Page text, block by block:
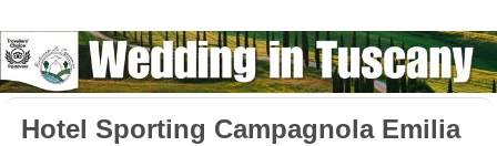
Hotel Sporting Campagnola Emilia